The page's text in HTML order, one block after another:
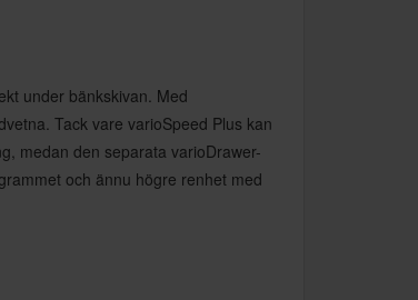
under bänkskivan. Med
Tack vare varioSpeed Plus kan
medan den separata varioDrawer-
och ännu högre renhet med